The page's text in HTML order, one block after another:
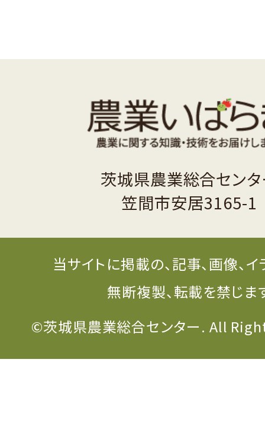
茨城県農業総合セン
笠間市安居3165-1
当サイトに掲載の、記事、画像、
無断複製、転載を禁じま
©茨城県農業総合センター. All